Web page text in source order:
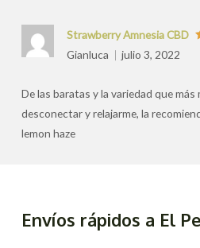
Strawberry Amnesia CBD
Gianluca
julio 3, 2022
De las baratas y la variedad que más
desconectar y relajarme, la
lemon haze
Envíos rápidos a El